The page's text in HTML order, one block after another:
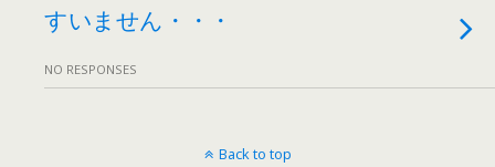
すいません・・・
NO RESPONSES
Back to top